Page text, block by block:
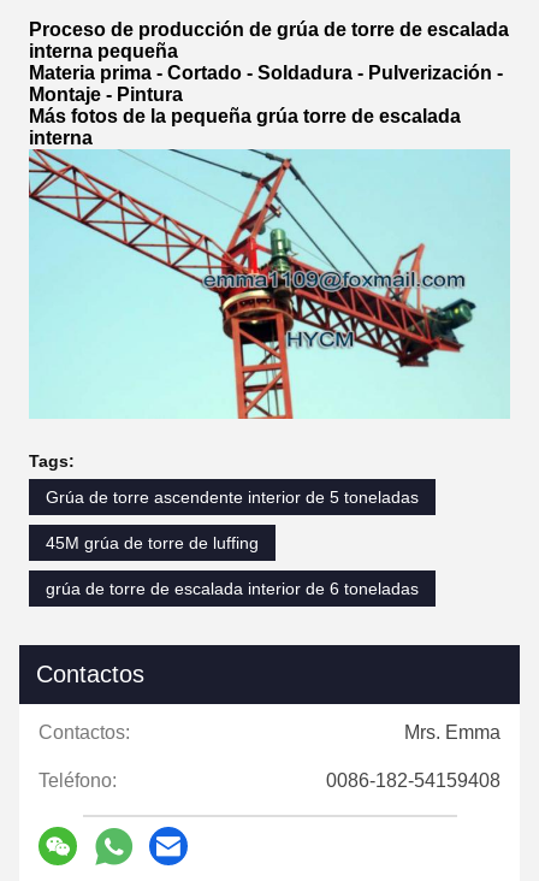
Proceso de producción de grúa de torre de escalada
interna pequeña
Materia prima - Cortado - Soldadura - Pulverización -
Montaje - Pintura
Más fotos de la pequeña grúa torre de escalada
interna
Tags:
Grúa de torre ascendente interior de 5 toneladas
45M grúa de torre de luffing
grúa de torre de escalada interior de 6 toneladas
Contactos
Contactos: Mrs. Emma
Teléfono: 0086-182-54159408